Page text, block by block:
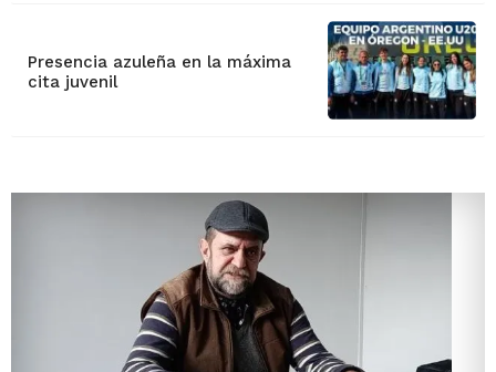
Presencia azuleña en la máxima
cita juvenil